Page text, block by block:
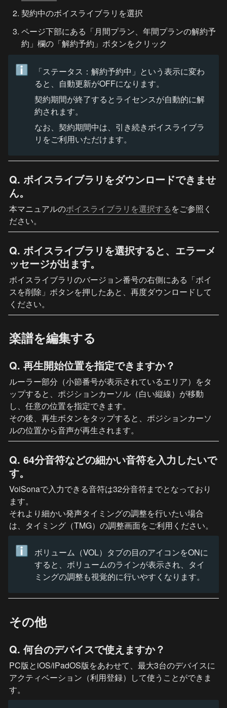
契約中のボイスライブラリを選択
ページ下部にある「月間プラン、年間プランの解約予
約」欄の「解約予約」ボタンをクリック
ℹ️
「ステータス：解約予約中」という表示に変わ
ると、自動更新がOFFになります。
契約期間が終了するとライセンスが自動的に解
約されます。
なお、契約期間中は、引き続きボイスライブラ
リをご利用いただけます。
Q. ボイスライブラリをダウンロードできませ
ん。
本マニュアルのボイスライブラリを選択するをご参照く
ださい。
Q. ボイスライブラリを選択すると、エラーメ
ッセージが出ます。
ボイスライブラリのバージョン番号の右側にある「ボイ
スを削除」ボタンを押したあと、再度ダウンロードして
ください。
楽譜を編集する
Q. 再生開始位置を指定できますか？
ルーラー部分（小節番号が表示されているエリア）をタ
ップすると、ポジションカーソル（白い縦線）が移動
し、任意の位置を指定できます。
その後、再生ボタンをタップすると、ポジションカーソ
ルの位置から音声が再生されます。
Q. 64分音符などの細かい音符を入力したいで
す。
VoiSonaで入力できる音符は32分音符までとなっており
ます。
それより細かい発声タイミングの調整を行いたい場合
は、タイミング（TMG）の調整画面をご利用ください。
ℹ️
ボリューム（VOL）タブの目のアイコンをONに
すると、ボリュームのラインが表示され、タイ
ミングの調整も視覚的に行いやすくなります。
その他
Q. 何台のデバイスで使えますか？
PC版とiOS/iPadOS版をあわせて、最大3台のデバイスに
アクティベーション（利用登録）して使うことができま
す。